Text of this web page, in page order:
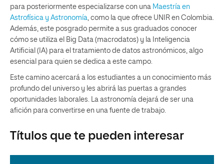
para posteriormente especializarse con una Maestría en
Astrofísica y Astronomía, como la que ofrece UNIR en Colombia.
Además, este posgrado permite a sus graduados conocer
cómo se utiliza el Big Data (macrodatos) y la Inteligencia
Artificial (IA) para el tratamiento de datos astronómicos, algo
esencial para quien se dedica a este campo.
Este camino acercará a los estudiantes a un conocimiento más
profundo del universo y les abrirá las puertas a grandes
oportunidades laborales. La astronomía dejará de ser una
afición para convertirse en una fuente de trabajo.
Títulos que te pueden interesar